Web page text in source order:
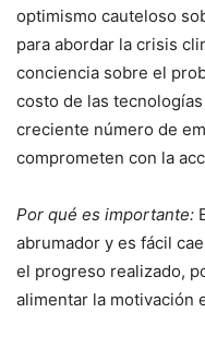
optimismo cauteloso
para abordar la crisis
conciencia sobre el
costo de las
creciente número de
comprometen con la
Por qué es importante:
abrumador y es fácil
el progreso realizado,
alimentar la motivación